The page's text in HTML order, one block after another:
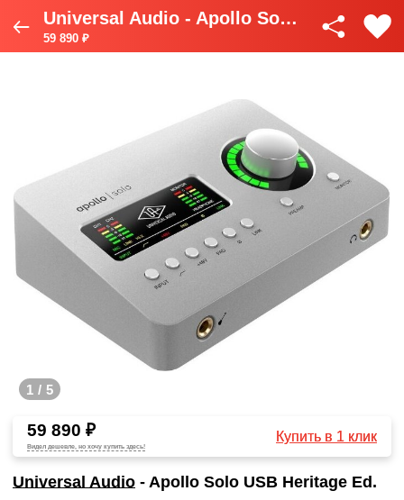
Universal Audio - Apollo Solo USB Heritage Ed.
59 890 ₽
1 / 5
59 890 ₽
Видел дешевле, но хочу купить здесь!
Купить в 1 клик
Universal Audio - Apollo Solo USB Heritage Ed.